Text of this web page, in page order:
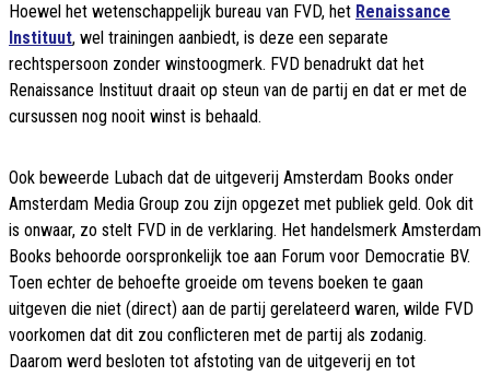
Hoewel het wetenschappelijk bureau van FVD, het Renaissance
Instituut, wel trainingen aanbiedt, is deze een separate
rechtspersoon zonder winstoogmerk. FVD benadrukt dat het
Renaissance Instituut draait op steun van de partij en dat er met de
cursussen nog nooit winst is behaald.
Ook beweerde Lubach dat de uitgeverij Amsterdam Books onder
Amsterdam Media Group zou zijn opgezet met publiek geld. Ook dit
is onwaar, zo stelt FVD in de verklaring. Het handelsmerk Amsterdam
Books behoorde oorspronkelijk toe aan Forum voor Democratie BV.
Toen echter de behoefte groeide om tevens boeken te gaan
uitgeven die niet (direct) aan de partij gerelateerd waren, wilde FVD
voorkomen dat dit zou conflicteren met de partij als zodanig.
Daarom werd besloten tot afstoting van de uitgeverij en tot